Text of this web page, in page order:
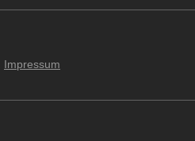
Impressum